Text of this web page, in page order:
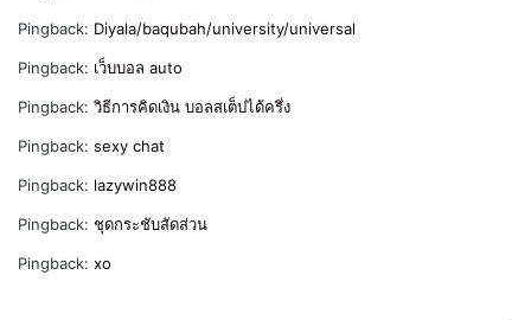
Pingback: Diyala/baqubah/university/universal
Pingback: เว็บบอล auto
Pingback: วิธีการคิดเงิน บอลสเต็ปได้ครึ่ง
Pingback: sexy chat
Pingback: lazywin888
Pingback: ชุดกระชับสัดส่วน
Pingback: xo